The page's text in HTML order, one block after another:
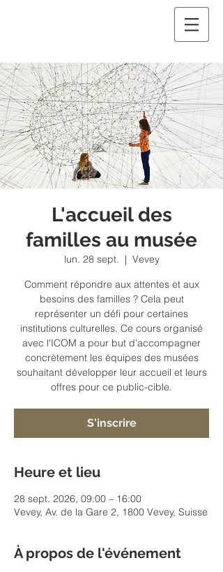
L'accueil des
familles au musée
lun. 28 sept.
  |
Vevey
Comment répondre aux attentes et aux
besoins des familles ? Cela peut
représenter un défi pour certaines
institutions culturelles. Ce cours organisé
avec l'ICOM a pour but d’accompagner
concrètement les équipes des musées
souhaitant développer leur accueil et leurs
offres pour ce public-cible.
S'inscrire
Heure et lieu
28 sept. 2026, 09:00 – 16:00
Vevey, Av. de la Gare 2, 1800 Vevey, Suisse
À propos de l'événement